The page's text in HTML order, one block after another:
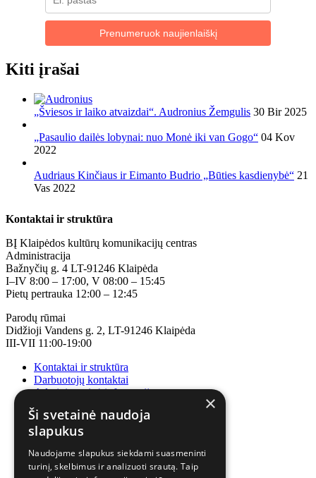
Prenumeruok naujienlaiškį
Kiti įrašai
„Šviesos ir laiko atvaizdai“. Audronius Žemgulis 30 Bir 2025
„Pasaulio dailės lobynai: nuo Monė iki van Gogo“ 04 Kov
2022
Audriaus Kinčiaus ir Eimanto Budrio „Būties kasdienybė“ 21
Vas 2022
Kontaktai ir struktūra
BĮ Klaipėdos kultūrų komunikacijų centras
Administracija
Bažnyčių g. 4 LT-91246 Klaipėda
I–IV 8:00 – 17:00, V 08:00 – 15:45
Pietų pertrauka 12:00 – 12:45
Parodų rūmai
Didžioji Vandens g. 2, LT-91246 Klaipėda
III-VII 11:00-19:00
Kontaktai ir struktūra
Darbuotojų kontaktai
Administracinė informacija
Korupcijos prevencija
×
Ši svetainė naudoja
slapukus
Naudojame slapukus siekdami suasmeninti
turinį, skelbimus ir analizuoti srautą. Taip